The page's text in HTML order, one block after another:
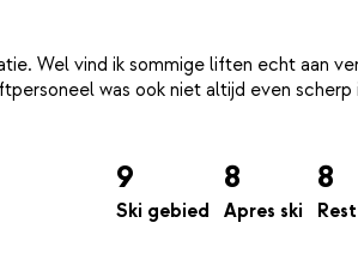
Wel vind ik sommige liften echt aan
was ook niet altijd even scherp
9
Ski gebied
8
Apres ski
8